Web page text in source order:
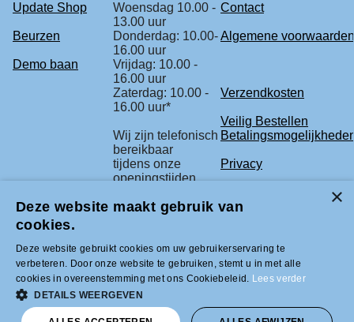
Update Shop
Woensdag 10.00 -
13.00 uur
Contact
Beurzen
Donderdag: 10.00-
16.00 uur
Algemene voorwaarden
Demo baan
Vrijdag: 10.00 -
16.00 uur
Zaterdag: 10.00 -
16.00 uur*
Verzendkosten
Veilig Bestellen
Wij zijn telefonisch
bereikbaar
tijdens onze
openingstijden.
Privacy
* check voor de
Klachtenregeling
agenda.
Tel +31 (0)33-2996333 |
info@modelbouwled.nl | BTW nummer
Deze website maakt gebruik van
cookies.
Deze website gebruikt cookies om uw gebruikerservaring te
verbeteren. Door onze website te gebruiken, stemt u in met alle
cookies in overeenstemming met ons Cookiebeleid. Lees verder
DETAILS WEERGEVEN